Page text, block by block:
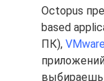
Octopus
based
ПК),
выбираешь